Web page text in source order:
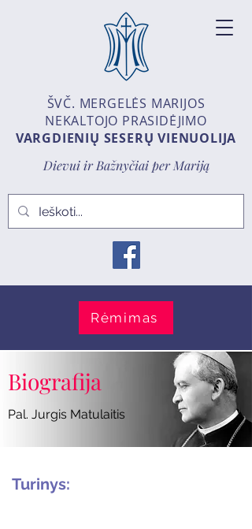
ŠVČ. MERGELĖS MARIJOS
NEKALTOJO PRASIDĖJIMO
VARGDIENIŲ SESERŲ VIENUOLIJA
Dievui ir Bažnyčiai per Mariją
Rėmimas
Biografija
Pal. Jurgis Matulaitis
Turinys: